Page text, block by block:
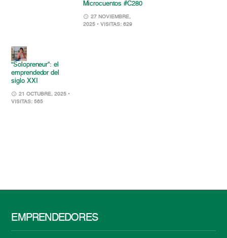
Microcuentos #C280
27 NOVIEMBRE,
2025 • VISITAS: 629
“Solopreneur”: el
emprendedor del
siglo XXI
21 OCTUBRE, 2025 •
VISITAS: 565
EMPRENDEDORES